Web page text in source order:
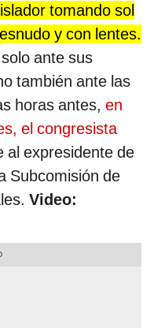
tomando sol
y con lentes.
ante sus
también ante las
horas antes, en
el congresista
al expresidente de
Subcomisión de
Video: